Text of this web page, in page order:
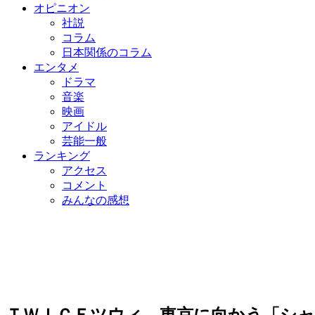
オピニオン
社説
コラム
日本関係のコラム
エンタメ
ドラマ
音楽
映画
アイドル
芸能一般
ランキング
アクセス
コメント
みんなの感想